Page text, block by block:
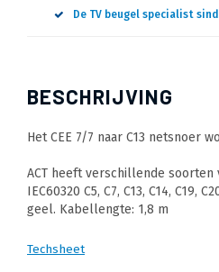
De TV beugel specialist
BESCHRIJVING
Het CEE 7/7 naar C13
ACT heeft verschillende soorten
IEC60320 C5, C7, C13, C14,
geel. Kabellengte: 1,8 m
Techsheet